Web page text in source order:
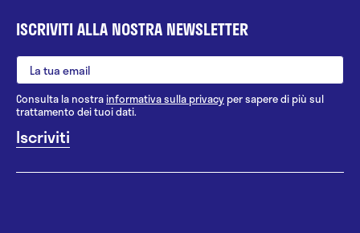
ISCRIVITI ALLA NOSTRA NEWSLETTER
Consulta la nostrainformativa sulla privacy per sapere di più sul
trattamento dei tuoi dati.